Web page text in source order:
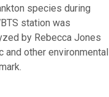
species during
station was
by Rebecca Jones
and other environmental